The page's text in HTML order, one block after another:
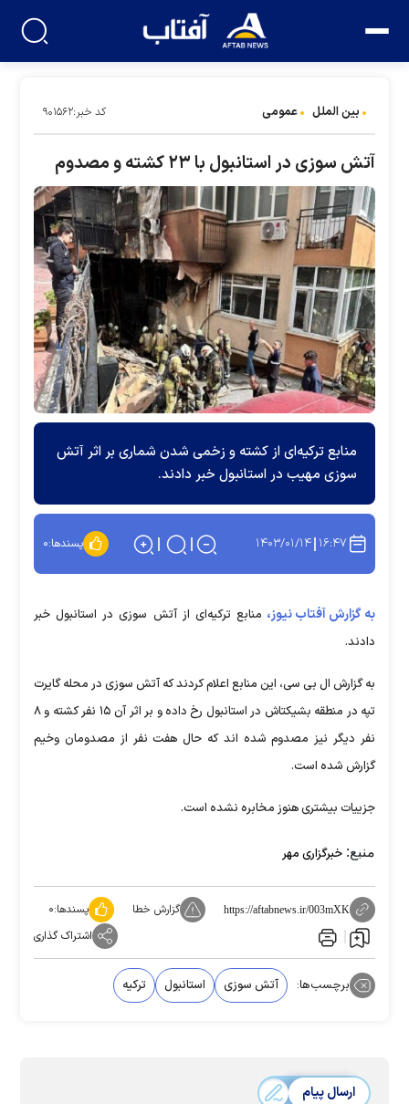
بین الملل عمومی کد خبر:۹۰۱۵۶۲
آتش سوزی در استانبول با ۲۳ کشته و مصدوم
منابع ترکیه‌ای از کشته و زخمی شدن شماری بر اثر آتش
سوزی مهیب در استانبول خبر دادند.
۱۶:۴۷ ۱۴۰۳/۰۱/۱۴ پسندها:۰
به گزارش آفتاب نیوز، منابع ترکیه‌ای از آتش سوزی در استانبول خبر
دادند.
به گزارش ال بی سی، این منابع اعلام کردند که آتش سوزی در محله گایرت
تپه در منطقه بشیکتاش در استانبول رخ داده و بر اثر آن ۱۵ نفر کشته و ۸
نفر دیگر نیز مصدوم شده اند که حال هفت نفر از مصدومان وخیم
گزارش شده است.
جزییات بیشتری هنوز مخابره نشده است.
منبع: خبرگزاری مهر
https://aftabnews.ir/003mXK گزارش خطا پسندها:۰
اشتراک گذاری
برچسب‌ها: آتش سوزی استانبول ترکیه
ارسال پیام